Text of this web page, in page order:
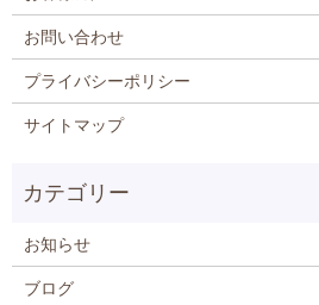
お問い合わせ
プライバシーポリシー
サイトマップ
お知らせ
ブログ